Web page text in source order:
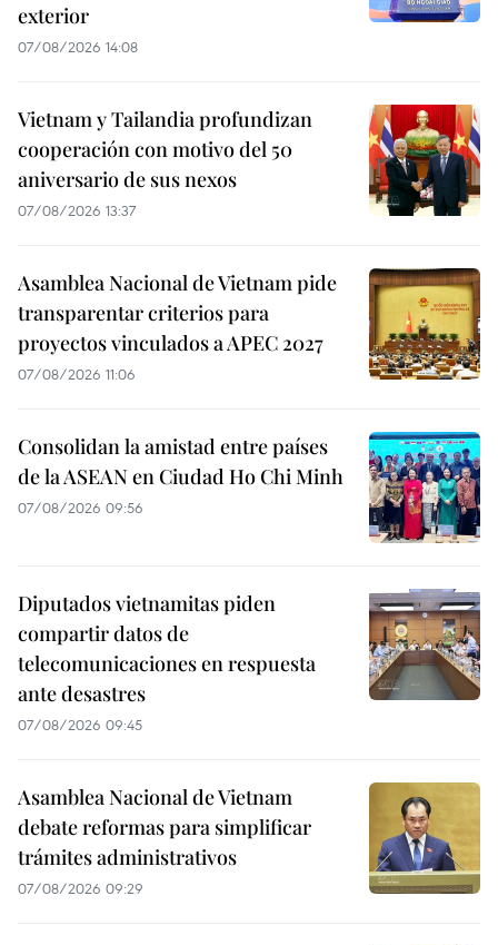
exterior
07/08/2026 14:08
Vietnam y Tailandia profundizan
cooperación con motivo del 50
aniversario de sus nexos
07/08/2026 13:37
Asamblea Nacional de Vietnam pide
transparentar criterios para
proyectos vinculados a APEC 2027
07/08/2026 11:06
Consolidan la amistad entre países
de la ASEAN en Ciudad Ho Chi Minh
07/08/2026 09:56
Diputados vietnamitas piden
compartir datos de
telecomunicaciones en respuesta
ante desastres
07/08/2026 09:45
Asamblea Nacional de Vietnam
debate reformas para simplificar
trámites administrativos
07/08/2026 09:29